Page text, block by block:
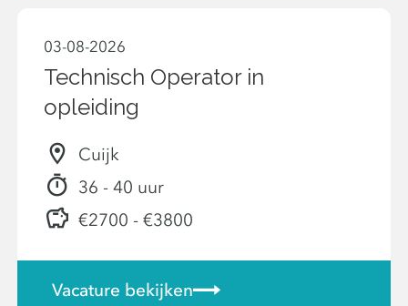
03-08-2026
Technisch Operator in
opleiding
Cuijk
36 - 40 uur
€2700 - €3800
Vacature bekijken